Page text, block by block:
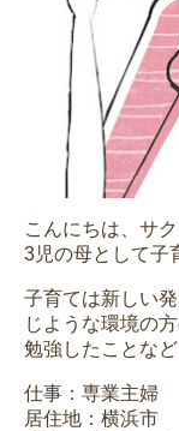
こんにちは、サク
3児の母として子
子育ては新しい
じような環境の
勉強したことな
仕事：専業主婦
居住地：横浜市